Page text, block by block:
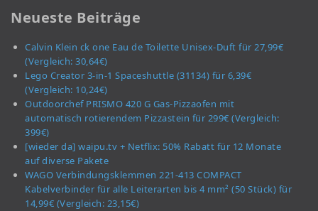
Neueste Beiträge
Calvin Klein ck one Eau de Toilette Unisex-Duft für 27,99€
(Vergleich: 30,64€)
Lego Creator 3-in-1 Spaceshuttle (31134) für 6,39€
(Vergleich: 10,24€)
Outdoorchef PRISMO 420 G Gas-Pizzaofen mit
automatisch rotierendem Pizzastein für 299€ (Vergleich:
399€)
[wieder da] waipu.tv + Netflix: 50% Rabatt für 12 Monate
auf diverse Pakete
WAGO Verbindungsklemmen 221-413 COMPACT
Kabelverbinder für alle Leiterarten bis 4 mm² (50 Stück) für
14,99€ (Vergleich: 23,15€)